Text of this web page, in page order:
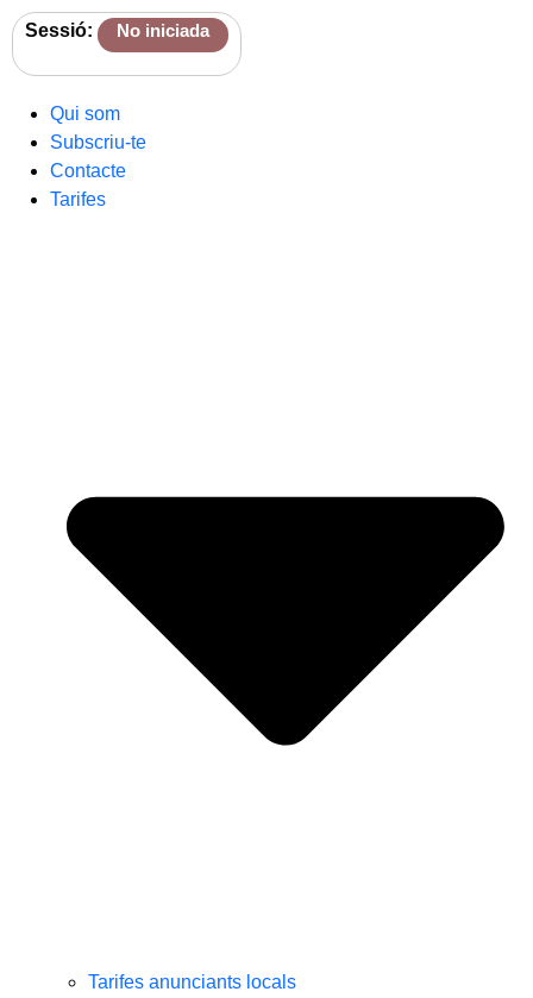
Sessió: No iniciada
Qui som
Subscriu-te
Contacte
Tarifes
Tarifes anunciants locals